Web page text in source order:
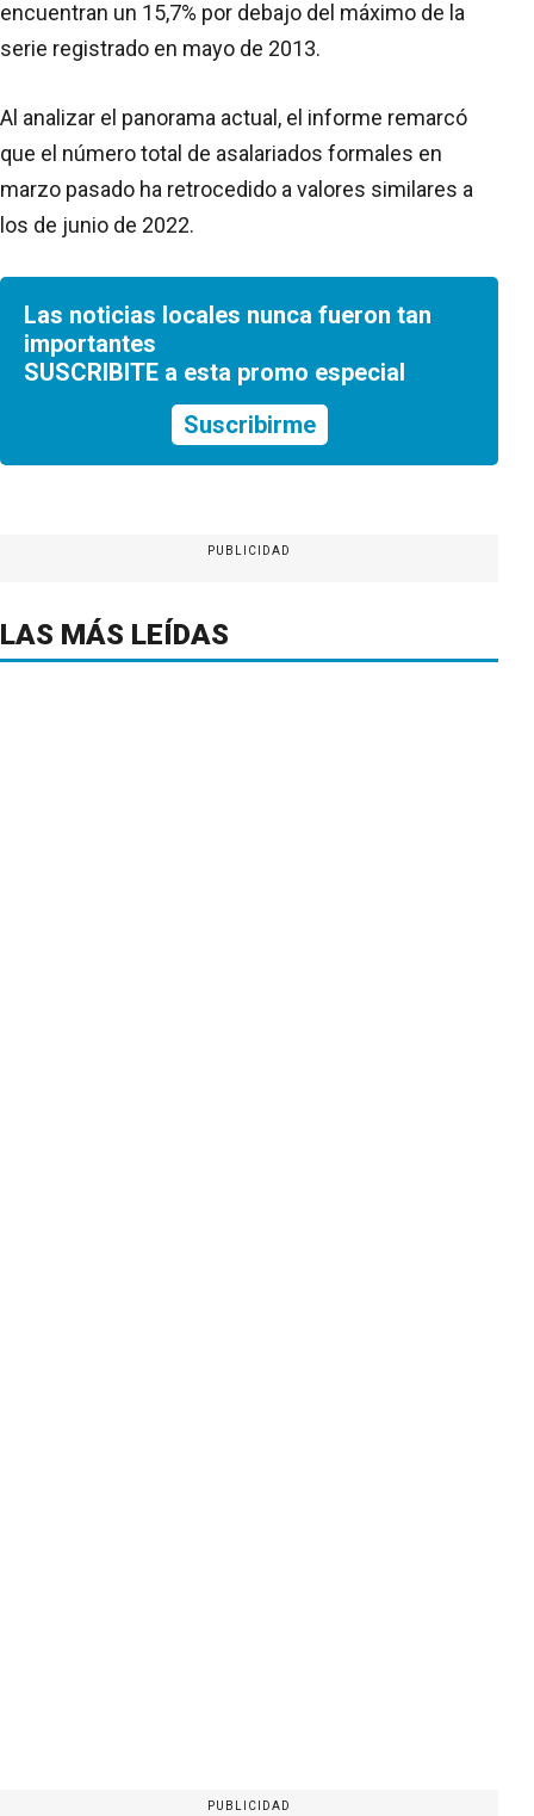
encuentran un 15,7% por debajo del máximo de la
serie registrado en mayo de 2013.
Al analizar el panorama actual, el informe remarcó
que el número total de asalariados formales en
marzo pasado ha retrocedido a valores similares a
los de junio de 2022.
Las noticias locales nunca fueron tan
importantes
SUSCRIBITE a esta promo especial
Suscribirme
PUBLICIDAD
LAS MÁS LEÍDAS
PUBLICIDAD